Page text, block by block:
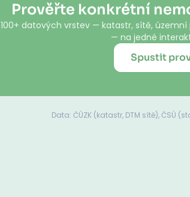
Prověřte konkrétní
100+ datových vrstev — katastr, sítě,
— na jedné
Spustit
Data: ČÚZK (katastr, DTM sítě), ČSÚ